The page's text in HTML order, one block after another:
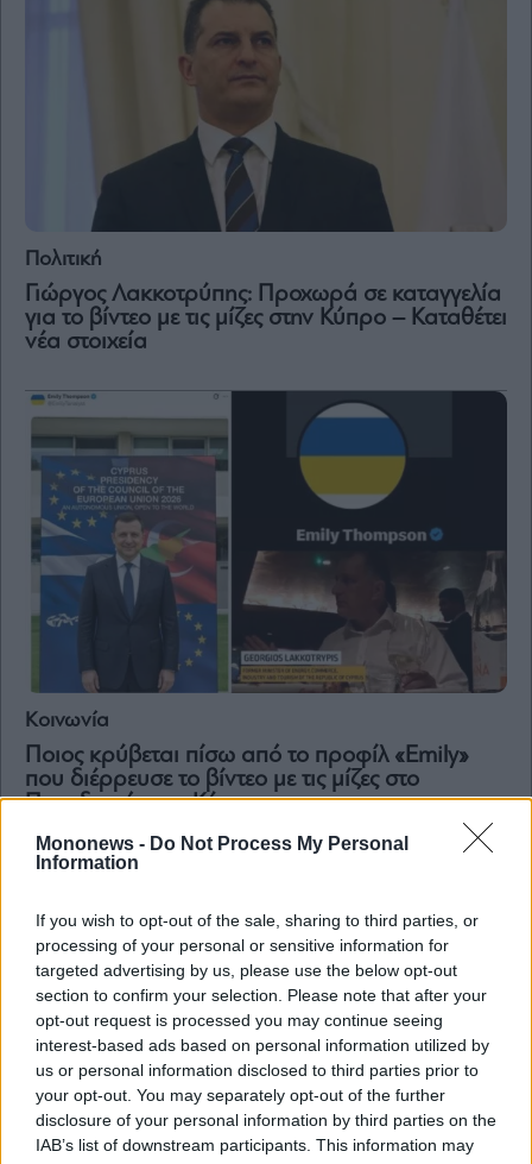
Mononews - Do Not Process My Personal
Information
If you wish to opt-out of the sale, sharing to third parties, or
processing of your personal or sensitive information for
targeted advertising by us, please use the below opt-out
section to confirm your selection. Please note that after your
opt-out request is processed you may continue seeing
interest-based ads based on personal information utilized by
us or personal information disclosed to third parties prior to
your opt-out. You may separately opt-out of the further
disclosure of your personal information by third parties on the
IAB’s list of downstream participants. This information may
Πολιτική
Γιώργος Λακκοτρύπης: Προχωρά σε καταγγελία
για το βίντεο με τις μίζες στην Κύπρο – Καταθέτει
νέα στοιχεία
Κοινωνία
Ποιος κρύβεται πίσω από το προφίλ «Emily»
που διέρρευσε το βίντεο με τις μίζες στο
Προεδρικό στην Κύπρο
Κοινωνία